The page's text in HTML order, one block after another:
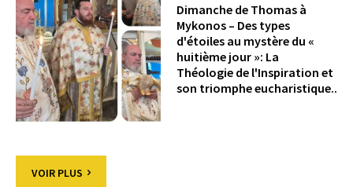
Dimanche de Thomas à
Mykonos – Des types
d'étoiles au mystère du «
huitième jour »: La
Théologie de l'Inspiration et
son triomphe eucharistique..
VOIR PLUS